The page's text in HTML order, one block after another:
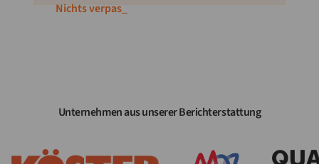
Nichts verpassen
Unternehmen aus unserer Berichterstattung